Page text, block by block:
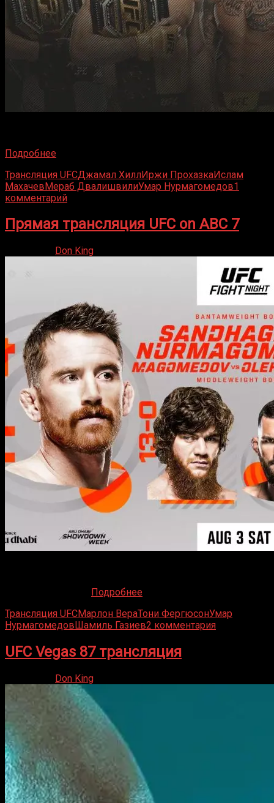
Подробнее
Трансляция UFCДжамал ХиллИржи ПрохазкаИслам
МахачевМераб ДвалишвилиУмар Нурмагомедов1
комментарий
Прямая трансляция UFC on ABC 7
Don King
Подробнее
Трансляция UFCМарлон ВераТони ФергюсонУмар
Нурмагомедов Шамиль Газиев2 комментария
UFC Vegas 87 трансляция
Don King